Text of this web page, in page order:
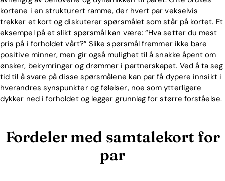
Blog
Download
kortene i en strukturert ramme, der hvert par vekselvis
trekker et kort og diskuterer spørsmålet som står på kortet. Et
eksempel på et slikt spørsmål kan være: “Hva setter du mest
pris på i forholdet vårt?” Slike spørsmål fremmer ikke bare
positive minner, men gir også mulighet til å snakke åpent om
ønsker, bekymringer og drømmer i partnerskapet. Ved å ta seg
tid til å svare på disse spørsmålene kan par få dypere innsikt i
hverandres synspunkter og følelser, noe som ytterligere
dykker ned i forholdet og legger grunnlag for større forståelse.
Fordeler med samtalekort for
par